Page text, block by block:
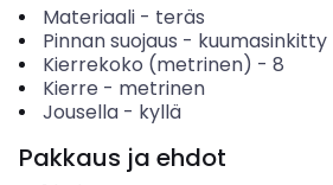
Materiaali- teräs
Pinnan suojaus - kuumasinkitty
Kierrekoko (metrinen) - 8
Kierre - metrinen
Jousella- kyllä
Pakkaus ja ehdot